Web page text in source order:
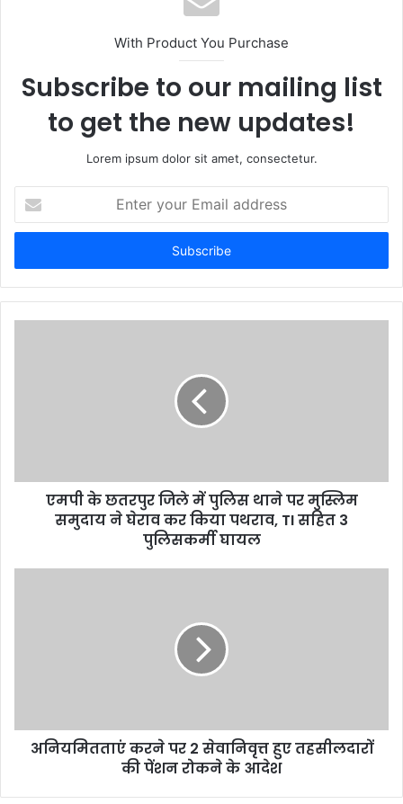
i
e
With Product You Purchase
Subscribe to our mailing list
to get the new updates!
Lorem ipsum dolor sit amet, consectetur.
t
r
y
s
एमपी के छतरपुर जिले में पुलिस थाने पर मुस्लिम
समुदाय ने घेराव कर किया पथराव, TI सहित 3
पुलिसकर्मी घायल
अनियमितताएं करने पर 2 सेवानिवृत्त हुए तहसीलदारों
की पेंशन रोकने के आदेश